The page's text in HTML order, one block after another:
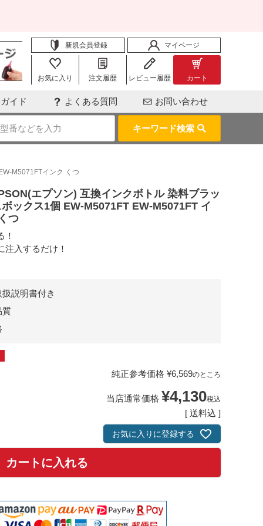
新規会員登録 マイページ
お気に入り 注文履歴 レビュー履歴 カート
イド よくある質問 お問い合わせ
キーワード検索
M5071FTインク くつ
エプソン) 互換インクボトル 染料ブラッ
ックス1個 EW-M5071FT EW-M5071FT イ
つ
！
入するだけ！
説明書付き
質
純正参考価格 ¥6,569のところ
当店通常価格 ¥4,130税込
送料込
お気に入りに登録する
カートに入れる